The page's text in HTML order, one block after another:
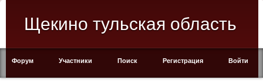
Щекино тульская область
Форум Участники Поиск Регистрация Войти